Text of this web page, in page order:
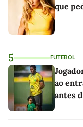
que
5 FUTEBOL
ao
antes